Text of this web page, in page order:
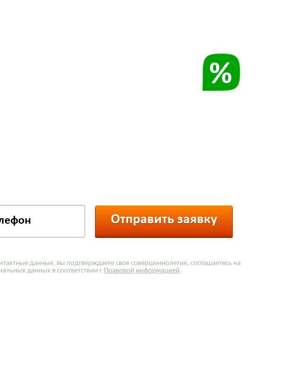
Отправить заявку
данные, вы подтверждаете свое совершеннолетие, соглашаетесь на
данных в соответствии с Правовой информацией.